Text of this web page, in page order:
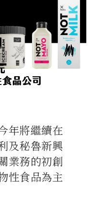
年將繼續在
及秘魯新興
業務的初創
性食品為主